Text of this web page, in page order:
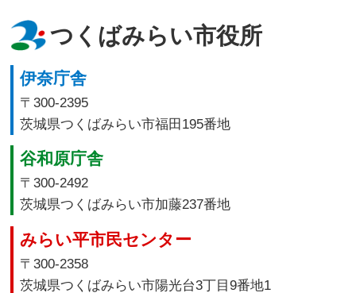
つくばみらい市役所
伊奈庁舎
〒300-2395
茨城県つくばみらい市福田195番地
谷和原庁舎
〒300-2492
茨城県つくばみらい市加藤237番地
みらい平市民センター
〒300-2358
茨城県つくばみらい市陽光台3丁目9番地1